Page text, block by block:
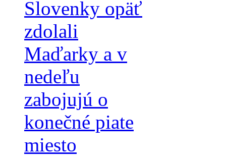
Slovenky opäť
zdolali
Maďarky a v
nedeľu
zabojujú o
konečné piate
miesto